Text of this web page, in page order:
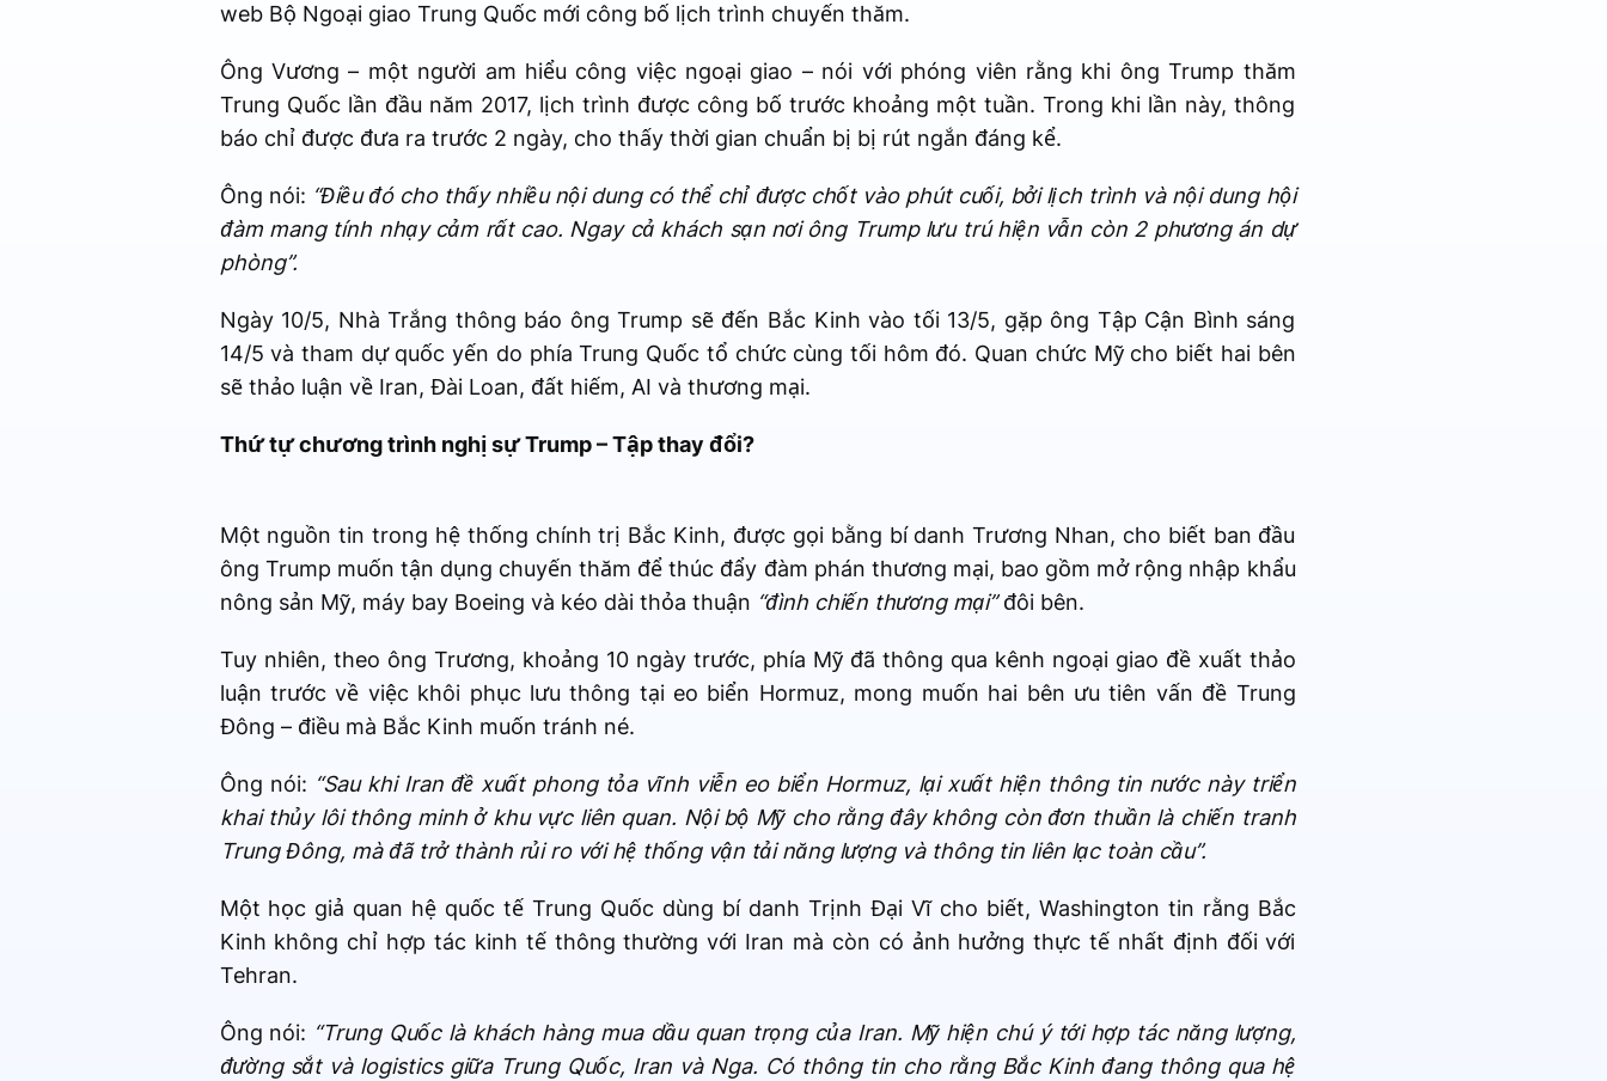
web Bộ Ngoại giao Trung Quốc mới công bố lịch trình chuyến thăm.
Ông Vương – một người am hiểu công việc ngoại giao – nói với phóng viên rằng khi ông Trump thăm
Trung Quốc lần đầu năm 2017, lịch trình được công bố trước khoảng một tuần. Trong khi lần này, thông
báo chỉ được đưa ra trước 2 ngày, cho thấy thời gian chuẩn bị bị rút ngắn đáng kể.
Ông nói: “Điều đó cho thấy nhiều nội dung có thể chỉ được chốt vào phút cuối, bởi lịch trình và nội dung hội
đàm mang tính nhạy cảm rất cao. Ngay cả khách sạn nơi ông Trump lưu trú hiện vẫn còn 2 phương án dự
phòng”.
Ngày 10/5, Nhà Trắng thông báo ông Trump sẽ đến Bắc Kinh vào tối 13/5, gặp ông Tập Cận Bình sáng
14/5 và tham dự quốc yến do phía Trung Quốc tổ chức cùng tối hôm đó. Quan chức Mỹ cho biết hai bên
sẽ thảo luận về Iran, Đài Loan, đất hiếm, AI và thương mại.
Thứ tự chương trình nghị sự Trump – Tập thay đổi?
Một nguồn tin trong hệ thống chính trị Bắc Kinh, được gọi bằng bí danh Trương Nhan, cho biết ban đầu
ông Trump muốn tận dụng chuyến thăm để thúc đẩy đàm phán thương mại, bao gồm mở rộng nhập khẩu
nông sản Mỹ, máy bay Boeing và kéo dài thỏa thuận “đình chiến thương mại”đôi bên.
Tuy nhiên, theo ông Trương, khoảng 10 ngày trước, phía Mỹ đã thông qua kênh ngoại giao đề xuất thảo
luận trước về việc khôi phục lưu thông tại eo biển Hormuz, mong muốn hai bên ưu tiên vấn đề Trung
Đông – điều mà Bắc Kinh muốn tránh né.
Ông nói: “Sau khi Iran đề xuất phong tỏa vĩnh viễn eo biển Hormuz, lại xuất hiện thông tin nước này triển
khai thủy lôi thông minh ở khu vực liên quan. Nội bộ Mỹ cho rằng đây không còn đơn thuần là chiến tranh
Trung Đông, mà đã trở thành rủi ro với hệ thống vận tải năng lượng và thông tin liên lạc toàn cầu”.
Một học giả quan hệ quốc tế Trung Quốc dùng bí danh Trịnh Đại Vĩ cho biết, Washington tin rằng Bắc
Kinh không chỉ hợp tác kinh tế thông thường với Iran mà còn có ảnh hưởng thực tế nhất định đối với
Tehran.
Ông nói: “Trung Quốc là khách hàng mua dầu quan trọng của Iran. Mỹ hiện chú ý tới hợp tác năng lượng,
đường sắt và logistics giữa Trung Quốc, Iran và Nga. Có thông tin cho rằng Bắc Kinh đang thông qua hệ